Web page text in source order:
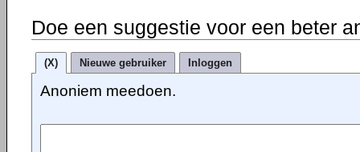
Doe een suggestie voor een beter
(X) Nieuwe gebruiker Inloggen
Anoniem meedoen.